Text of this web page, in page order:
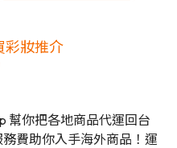
彩妝推介
幫你把各地商品代運回台
務費助你入手海外商品！運